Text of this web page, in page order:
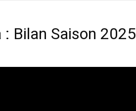
: Bilan Saison 2025